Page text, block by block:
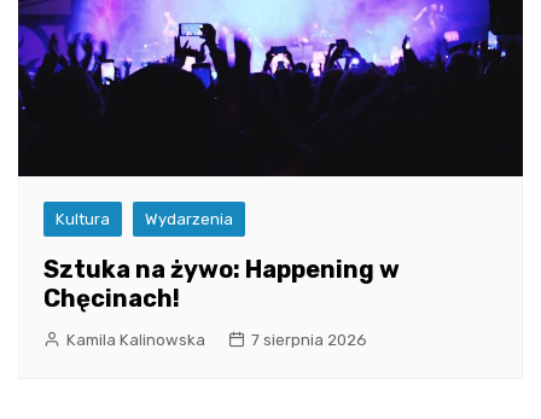
Kultura Wydarzenia
Sztuka na żywo: Happening w
Chęcinach!
Kamila Kalinowska 7 sierpnia 2026